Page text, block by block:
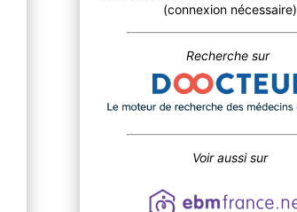
(connexion nécessaire)
Recherche sur
Voir aussi sur